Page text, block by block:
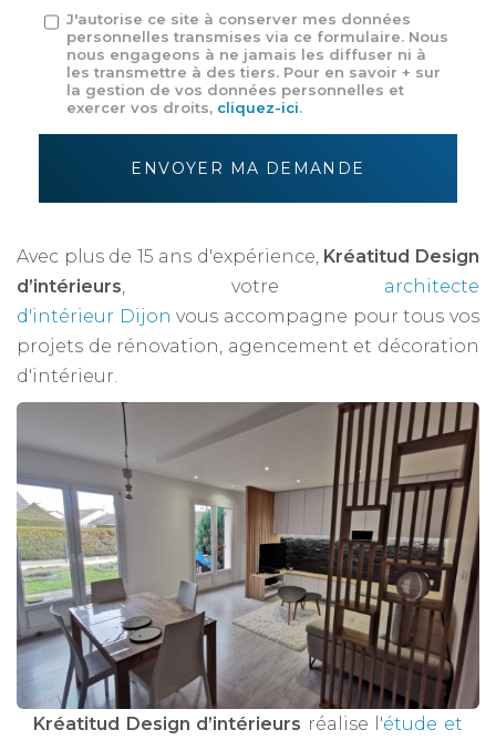
Message
J'autorise ce site à conserver mes données
personnelles transmises via ce formulaire. Nous
nous engageons à ne jamais les diffuser ni à
les transmettre à des tiers. Pour en savoir + sur
la gestion de vos données personnelles et
exercer vos droits, cliquez-ici.
Acceptation
ENVOYER MA DEMANDE
Avec plus de 15 ans d'expérience, Kréatitud Design
d’intérieurs, votre architecte
d'intérieur Dijon vous accompagne pour tous vos
projets de rénovation, agencement et décoration
d'intérieur.
Kréatitud Design d’intérieurs réalise l'étude et